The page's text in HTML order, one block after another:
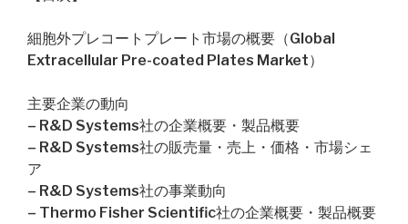
細胞外プレコートプレート市場の概要（Global
Extracellular Pre-coated Plates Market）
主要企業の動向
– R&D Systems社の企業概要・製品概要
– R&D Systems社の販売量・売上・価格・市場シェ
ア
– R&D Systems社の事業動向
– Thermo Fisher Scientific社の企業概要・製品概要